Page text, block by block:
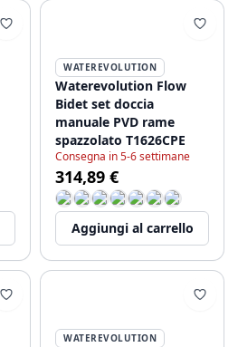
WATEREVOLUTION
Waterevolution Flow
Bidet set doccia
manuale PVD rame
spazzolato T1626CPE
Consegna in 5-6 settimane
314,89 €
Aggiungi al carrello
WATEREVOLUTION